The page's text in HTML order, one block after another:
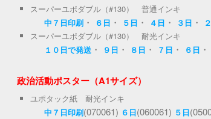
スーパーユポダブル（#130） 普通インキ
中７日印刷・ ６日 ・ ５日 ・ ４日 ・ ３日 ・
スーパーユポダブル（#130） 耐光インキ
１０日で発送・ ９日 ・ ８日 ・ ７日 ・ ６日 ・
政治活動ポスター（A1サイズ）
ユポタック紙 耐光インキ
中７日印刷(070061) ６日(060061) ５日